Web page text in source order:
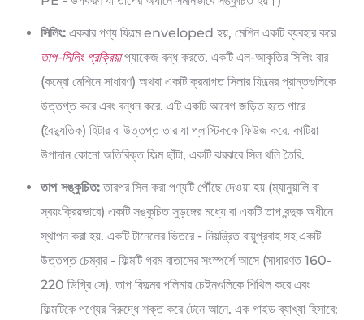
সিলিং: একবার পণ্য ফিল্মে enveloped হয়, মেশিন একটি ব্যবহার করে
তাপ-সিলিং প্রক্রিয়াপ্যাকেজ বন্ধ করতে. একটি এল-আকৃতির সিলিং বার
(কম্বো মেশিনে সাধারণ) অথবা একটি ক্রমাগত সিলার ফিল্মের প্রান্তগুলিকে
উত্তপ্ত করে এবং বন্ধন করে. এটি একটি আবেগ জড়িত হতে পারে
(বৈদ্যুতিক) হিটার বা উত্তপ্ত তার যা প্লাস্টিককে ফিউজ করে. কাটিয়া
উপাদান কোনো অতিরিক্ত ফিল্ম ছাঁটা, একটি ঝরঝরে সিল থলি তৈরি.
তাপ সঙ্কুচিত:তারপর সিল করা পণ্যটি পৌঁছে দেওয়া হয় (ম্যানুয়ালি বা
স্বয়ংক্রিয়ভাবে) একটি সঙ্কুচিত সুড়ঙ্গের মধ্যে বা একটি তাপ বন্দুক অধীনে
স্থাপন করা হয়. একটি টানেলের ভিতরে - নিয়ন্ত্রিত বায়ুপ্রবাহ সহ একটি
উত্তপ্ত চেম্বার - ফিল্মটি গরম বাতাসের সংস্পর্শে আসে (সাধারণত 160-
220 ডিগ্রি সে). তাপ ফিল্মের পলিমার চেইনগুলিকে শিথিল করে এবং
ফিল্মটিকে পণ্যের বিরুদ্ধে শক্ত করে টেনে আনে. এক গাইড ব্যাখ্যা হিসাবে: